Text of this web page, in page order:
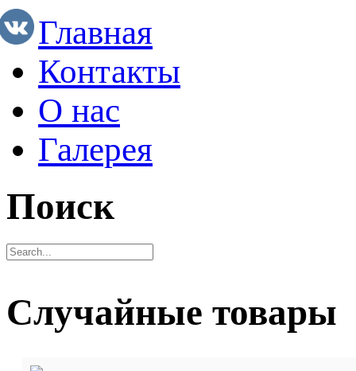
Главная
Контакты
О нас
Галерея
Поиск
Случайные товары